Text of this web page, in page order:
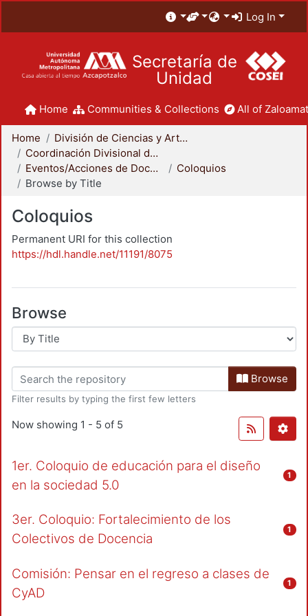
Log In
Secretaría de
Unidad
Home Communities & Collections All of
Home
División de Ciencias y Artes para el Diseño
Coordinación Divisional de Docencia
Eventos/Acciones de Docencia
Coloquios
Browse by Title
Coloquios
Permanent URI for this collection
https://hdl.handle.net/11191/8075
Browse
Browse
Filter results by typing the first few letters
Now showing 1 - 5 of 5
1er. Coloquio de educación para el diseño
en la sociedad 5.0
1
3er. Coloquio: Fortalecimiento de los
Colectivos de Docencia
1
Comisión: Pensar en el regreso a clases de
CyAD
1